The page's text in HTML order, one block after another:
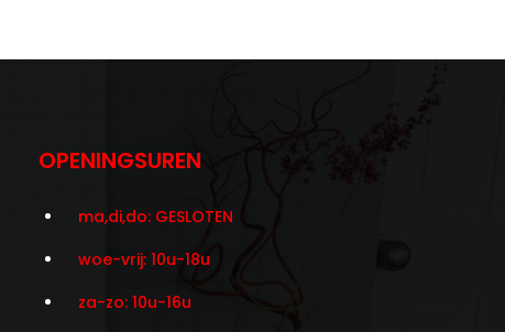
OPENINGSUREN
ma,di,do: GESLOTEN
woe-vrij: 10u-18u
za-zo: 10u-16u